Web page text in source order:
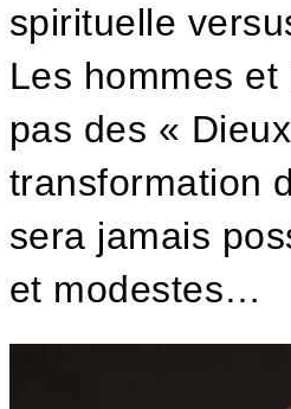
spirituelle
Les hommes
pas des «
transformation
sera jamais
et modestes…